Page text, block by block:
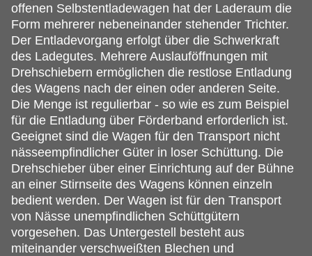
offenen Selbstentladewagen hat der Laderaum die
Form mehrerer nebeneinander stehender Trichter.
Der Entladevorgang erfolgt über die Schwerkraft
des Ladegutes. Mehrere Auslauföffnungen mit
Drehschiebern ermöglichen die restlose Entladung
des Wagens nach der einen oder anderen Seite.
Die Menge ist regulierbar - so wie es zum Beispiel
für die Entladung über Förderband erforderlich ist.
Geeignet sind die Wagen für den Transport nicht
nässeempfindlicher Güter in loser Schüttung. Die
Drehschieber über einer Einrichtung auf der Bühne
an einer Stirnseite des Wagens können einzeln
bedient werden. Der Wagen ist für den Transport
von Nässe unempfindlichen Schüttgütern
vorgesehen. Das Untergestell besteht aus
miteinander verschweißten Blechen und